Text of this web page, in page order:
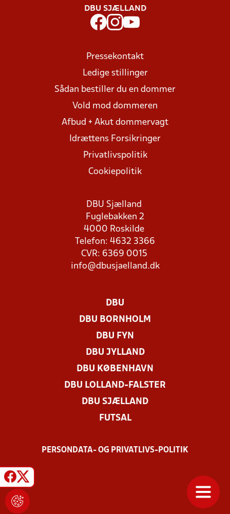
DBU SJÆLLAND
Pressekontakt
Ledige stillinger
Sådan bestiller du en dommer
Vold mod dommeren
Afbud + Akut dommervagt
Idrættens Forsikringer
Privatlivspolitik
Cookiepolitik
DBU Sjælland
Fuglebakken 2
4000 Roskilde
Telefon: 4632 3366
CVR: 6369 0015
info@dbusjaelland.dk
DBU
DBU BORNHOLM
DBU FYN
DBU JYLLAND
DBU KØBENHAVN
DBU LOLLAND-FALSTER
DBU SJÆLLAND
FUTSAL
PERSONDATA- OG PRIVATLIVS-POLITIK